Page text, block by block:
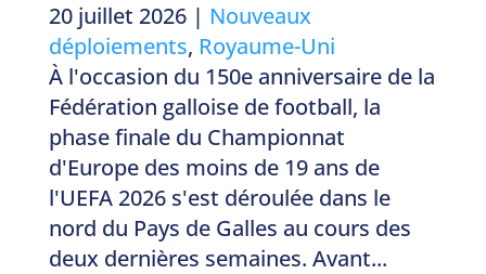
20 juillet 2026| Nouveaux
déploiements, Royaume-Uni
À l'occasion du 150e anniversaire de la
Fédération galloise de football, la
phase finale du Championnat
d'Europe des moins de 19 ans de
l'UEFA 2026 s'est déroulée dans le
nord du Pays de Galles au cours des
deux dernières semaines. Avant...